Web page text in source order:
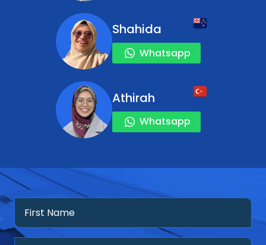
Shahida
Whatsapp
Athirah
Whatsapp